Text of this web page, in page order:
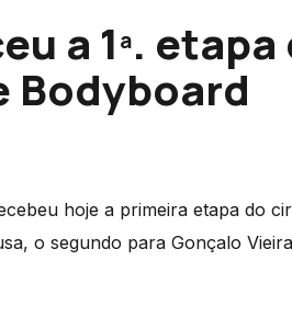
a 1ª. etapa
Bodyboard
hoje a primeira etapa do
o segundo para Gonçalo